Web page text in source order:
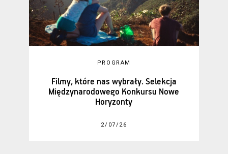
PROGRAM
Filmy, które nas wybrały. Selekcja
Międzynarodowego Konkursu Nowe
Horyzonty
2/07/26